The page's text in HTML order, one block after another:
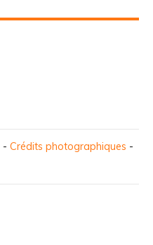
- Crédits photographiques -